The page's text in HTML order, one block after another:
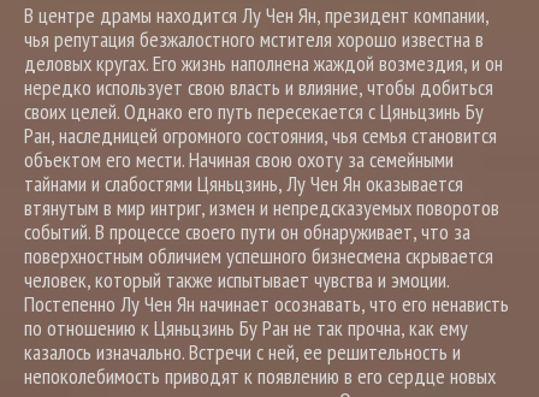
В центре драмы находится Лу Чен Ян, президент компании,
чья репутация безжалостного мстителя хорошо известна в
деловых кругах. Его жизнь наполнена жаждой возмездия, и он
нередко использует свою власть и влияние, чтобы добиться
своих целей. Однако его путь пересекается с Цяньцзинь Бу
Ран, наследницей огромного состояния, чья семья становится
объектом его мести. Начиная свою охоту за семейными
тайнами и слабостями Цяньцзинь, Лу Чен Ян оказывается
втянутым в мир интриг, измен и непредсказуемых поворотов
событий. В процессе своего пути он обнаруживает, что за
поверхностным обличием успешного бизнесмена скрывается
человек, который также испытывает чувства и эмоции.
Постепенно Лу Чен Ян начинает осознавать, что его ненависть
по отношению к Цяньцзинь Бу Ран не так прочна, как ему
казалось изначально. Встречи с ней, ее решительность и
непоколебимость приводят к появлению в его сердце новых